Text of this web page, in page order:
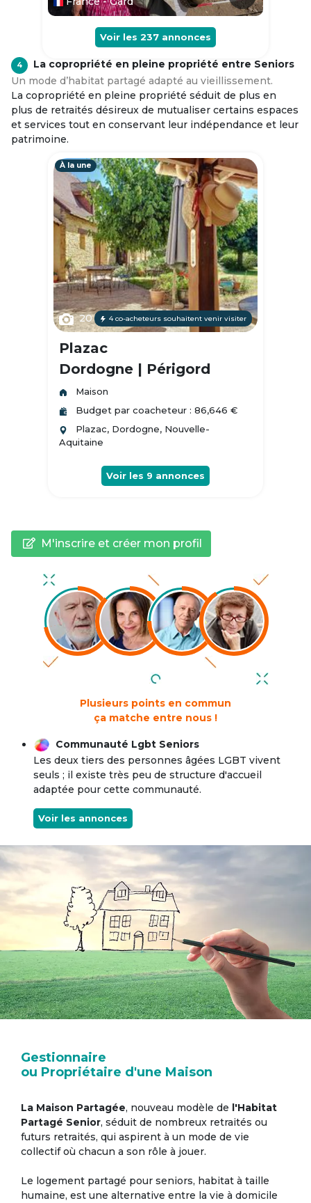
Voir les 237 annonces
4
La copropriété en pleine propriété entre Seniors
Un mode d’habitat partagé adapté au vieillissement.
La copropriété en pleine propriété séduit de plus en
plus de retraités désireux de mutualiser certains espaces
et services tout en conservant leur indépendance et leur
patrimoine.
À la une
20 4 co-acheteurs souhaitent venir visiter
Plazac
Dordogne | Périgord
Maison
Budget par coacheteur : 86,646 €
Plazac, Dordogne, Nouvelle-
Aquitaine
Voir les 9 annonces
M'inscrire et créer mon profil
Plusieurs points en commun
ça matche entre nous !
Communauté Lgbt Seniors
Les deux tiers des personnes âgées LGBT vivent
seuls ; il existe très peu de structure d'accueil
adaptée pour cette communauté.
Voir les annonces
Gestionnaire
ou Propriétaire d'une Maison
La Maison Partagée, nouveau modèle de l'Habitat
Partagé Senior, séduit de nombreux retraités ou
futurs retraités, qui aspirent à un mode de vie
collectif où chacun a son rôle à jouer.
Le logement partagé pour seniors, habitat à taille
humaine, est une alternative entre la vie à domicile